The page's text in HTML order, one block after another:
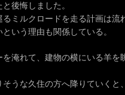
後悔しました。
ミルクロードを走る計画は流
いう理由も関係している。
淹れて、建物の横にいる羊を
うな久住の方へ降りていくと